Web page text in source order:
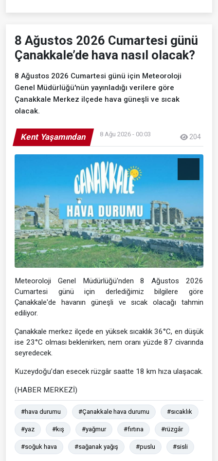
8 Ağustos 2026 Cumartesi günü
Çanakkale’de hava nasıl olacak?
8 Ağustos 2026 Cumartesi günü için Meteoroloji
Genel Müdürlüğü'nün yayınladığı verilere göre
Çanakkale Merkez ilçede hava güneşli ve sıcak
olacak.
Kent Yaşamından 8 Ağu 2026 - 00:03 204
Meteoroloji Genel Müdürlüğü'nden 8 Ağustos 2026
Cumartesi günü için derlediğimiz bilgilere göre
Çanakkale'de havanın güneşli ve sıcak olacağı tahmin
ediliyor.
Çanakkale merkez ilçede en yüksek sıcaklık 36°C, en düşük
ise 23°C olması beklenirken; nem oranı yüzde 87 civarında
seyredecek.
Kuzeydoğu’dan esecek rüzgâr saatte 18 km hıza ulaşacak.
(HABER MERKEZİ)
#hava durumu #Çanakkale hava durumu #sıcaklık
#yaz #kış #yağmur #fırtına #rüzgâr
#soğuk hava #sağanak yağış #puslu #sisli